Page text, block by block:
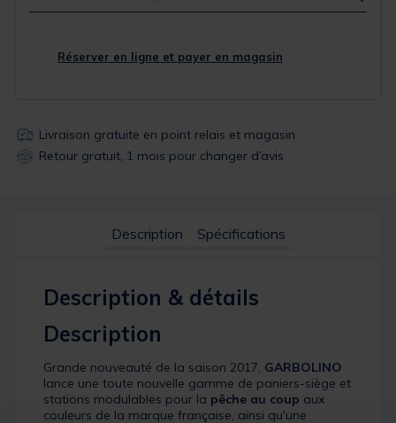
Réserver en ligne et payer en magasin
Livraison gratuite en point relais et magasin
Retour gratuit, 1 mois pour changer d’avis
Description Spécifications
Description & détails
Description
Grande nouveauté de la saison 2017, GARBOLINO
lance une toute nouvelle gamme de paniers-siège et
stations modulables pour la pêche au coup aux
couleurs de la marque française, ainsi qu'une